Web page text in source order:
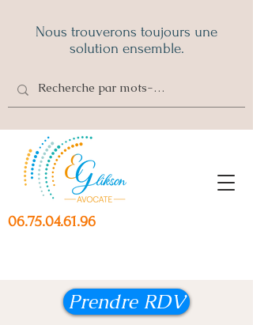
06.75.04.61.96
Nous trouverons toujours une
solution ensemble.
Prendre RDV